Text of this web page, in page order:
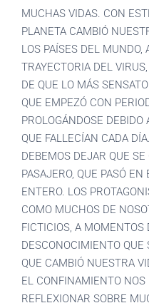
MUCHAS VIDAS. CON
PLANETA CAMBIÓ
LOS PAÍSES DEL MUNDO,
TRAYECTORIA DEL
DE QUE LO MÁS
QUE EMPEZÓ CON
PROLOGÁNDOSE
QUE FALLECÍAN CADA
DEBEMOS DEJAR QUE
PASAJERO, QUE PASÓ
ENTERO. LOS
COMO MUCHOS DE
FICTICIOS, A MOMENTOS
DESCONOCIMIENTO QUE
QUE CAMBIÓ NUESTRA
EL CONFINAMIENTO NOS
REFLEXIONAR SOBRE